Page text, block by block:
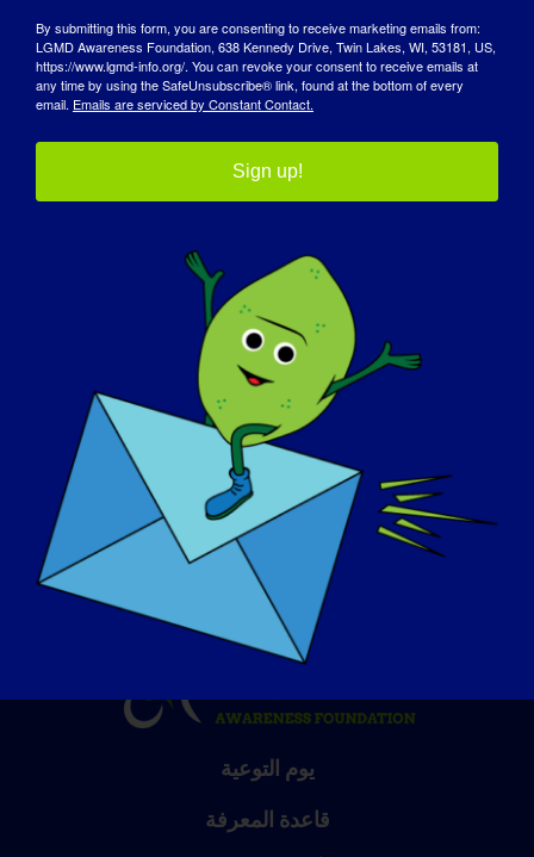
شركاؤنا في المناصرة
يوم التوعية
قاعدة المعرفة
By submitting this form, you are consenting to receive marketing emails from:
LGMD Awareness Foundation, 638 Kennedy Drive, Twin Lakes, WI, 53181, US,
https://www.lgmd-info.org/. You can revoke your consent to receive emails at
any time by using the SafeUnsubscribe® link, found at the bottom of every
email. Emails are serviced by Constant Contact.
Sign up!